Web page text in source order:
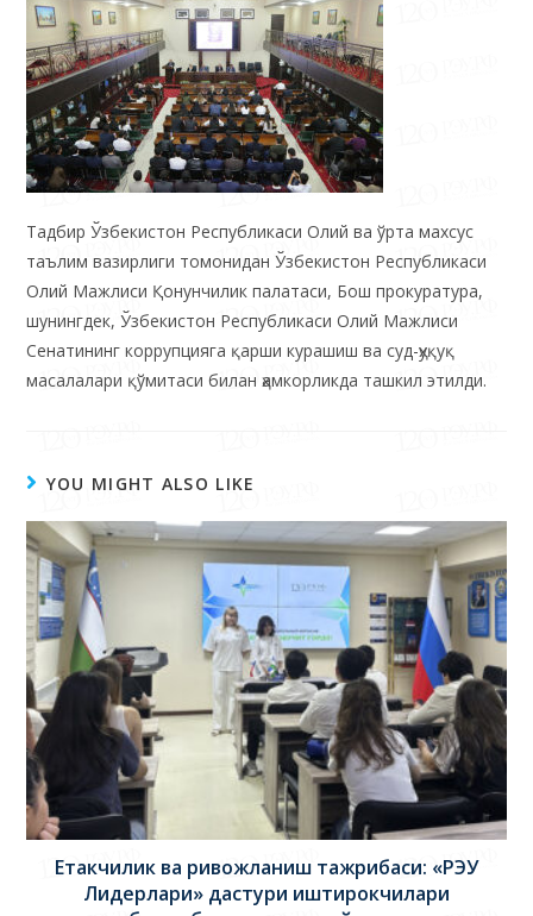
Тадбир Ўзбекистон Республикаси Олий ва ўрта махсус
таълим вазирлиги томонидан Ўзбекистон Республикаси
Олий Мажлиси Қонунчилик палатаси, Бош прокуратура,
шунингдек, Ўзбекистон Республикаси Олий Мажлиси
Сенатининг коррупцияга қарши курашиш ва суд-ҳуқуқ
масалалари қўмитаси билан ҳамкорликда ташкил этилди.
Етакчилик ва ривожланиш тажрибаси: «РЭУ
талабалар билан учрашув ўтказишди
09.06.2026